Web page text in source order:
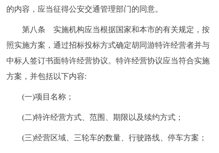
的内容，应当征得公安交通管理部门的同意。
第八条 实施机构应当根据国家和本市的有关规定，按
照实施方案，通过招标投标方式确定胡同游特许经营者并与
中标人签订书面特许经营协议。特许经营协议应当符合实施
方案，并包括以下内容:
(一)项目名称；
(二)特许经营方式、范围、期限以及续约方式；
(三)经营区域、三轮车的数量、行驶路线、停车方案；